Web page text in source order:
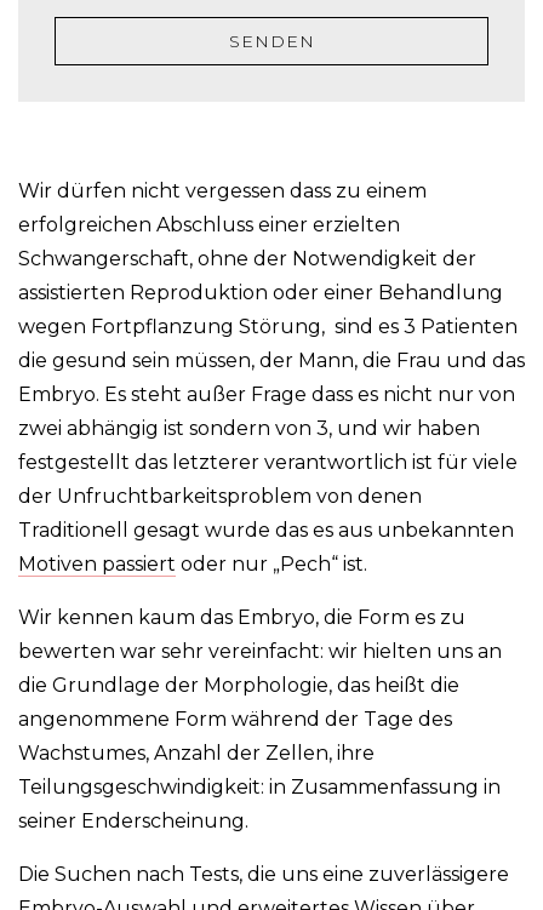
s
h
J
J
J
SENDEN
Wir dürfen nicht vergessen dass zu einem
erfolgreichen Abschluss einer erzielten
Schwangerschaft, ohne der Notwendigkeit der
assistierten Reproduktion oder einer Behandlung
wegen Fortpflanzung Störung, sind es 3 Patienten
die gesund sein müssen, der Mann, die Frau und das
Embryo. Es steht außer Frage dass es nicht nur von
zwei abhängig ist sondern von 3, und wir haben
festgestellt das letzterer verantwortlich ist für viele
der Unfruchtbarkeitsproblem von denen
Traditionell gesagt wurde das es aus unbekannten
Motiven passiert oder nur „Pech“ ist.
Wir kennen kaum das Embryo, die Form es zu
bewerten war sehr vereinfacht: wir hielten uns an
die Grundlage der Morphologie, das heißt die
angenommene Form während der Tage des
Wachstumes, Anzahl der Zellen, ihre
Teilungsgeschwindigkeit: in Zusammenfassung in
seiner Enderscheinung.
Die Suchen nach Tests, die uns eine zuverlässigere